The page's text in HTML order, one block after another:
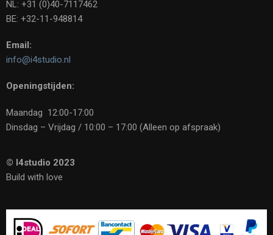
NL: +31 (0)40-7117462
BE: +32-11-948814
Email:
info@i4studio.nl
Openingstijden:
Maandag 12:00-17:00
Dinsdag – Vrijdag / 10:00 – 17:00 (Alleen op afspraak)
© I4studio 2023
Build with love